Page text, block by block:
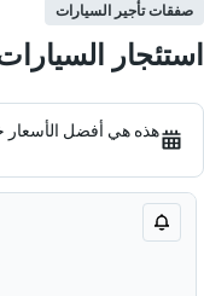
صفقات تأجير السيارات
استئجار
هذه هي أفضل الأسعار